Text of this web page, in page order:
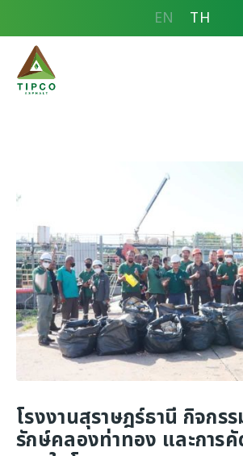
EN TH
โรงงานสุราษฎร์ธ
กิจกรรมโครงการรั
คลองท่าทอง และก
โรงงานสุราษฎร์ธานี กิจกร
รักษ์คลองท่าทอง และการ